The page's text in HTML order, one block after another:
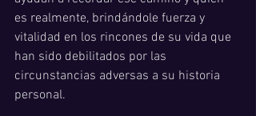
es realmente, brindándole fuerza y
vitalidad en los rincones de su vida que
han sido debilitados por las
circunstancias adversas a su historia
personal.